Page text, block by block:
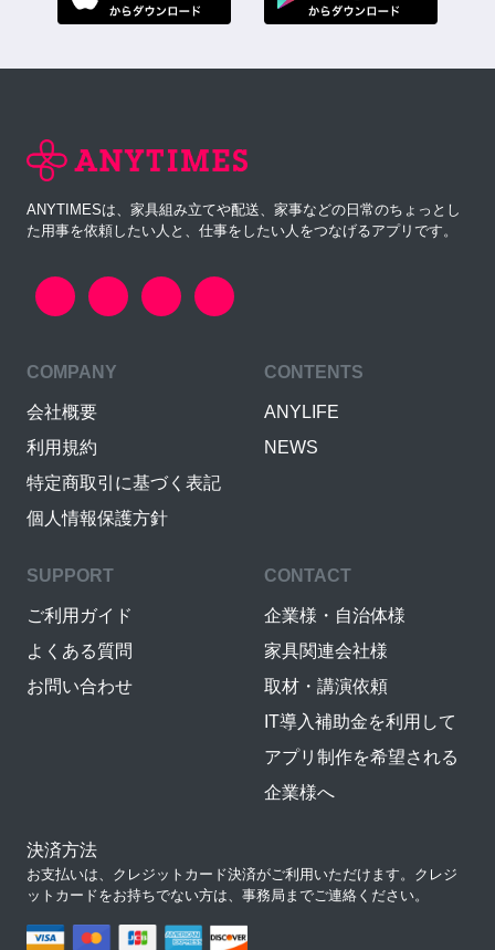
ANYTIMESは、家具組み立てや配送、家事などの日常のちょっとし
た用事を依頼したい人と、仕事をしたい人をつなげるアプリです。
COMPANY
会社概要
利用規約
特定商取引に基づく表記
個人情報保護方針
CONTENTS
ANYLIFE
NEWS
SUPPORT
ご利用ガイド
よくある質問
お問い合わせ
CONTACT
企業様・自治体様
家具関連会社様
取材・講演依頼
IT導入補助金を利用して
アプリ制作を希望される
企業様へ
決済方法
お支払いは、クレジットカード決済がご利用いただけます。クレジ
ットカードをお持ちでない方は、事務局までご連絡ください。